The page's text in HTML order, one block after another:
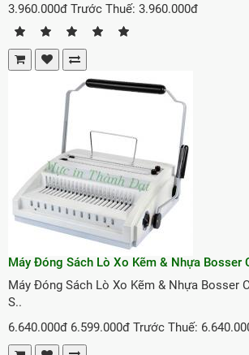
3.960.000đ Trước Thuế: 3.960.000đ
Máy Đóng Sách Lò Xo Kẽm & Nhựa Bosser
Máy Đóng Sách Lò Xo Kẽm & Nhựa Bosser
S..
6.640.000đ 6.599.000đ Trước Thuế: